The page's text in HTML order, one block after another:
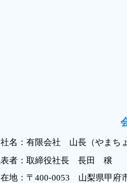
名：有限会社 山長（やまちょ
者：取締役社長 長田 穣
地：〒400-0053 山梨県甲府